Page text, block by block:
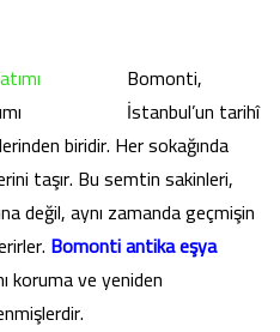
Bomonti,
İstanbul’un tarihî
biridir. Her sokağında
taşır. Bu semtin sakinleri,
değil, aynı zamanda geçmişin
Bomonti antika eşya
koruma ve yeniden